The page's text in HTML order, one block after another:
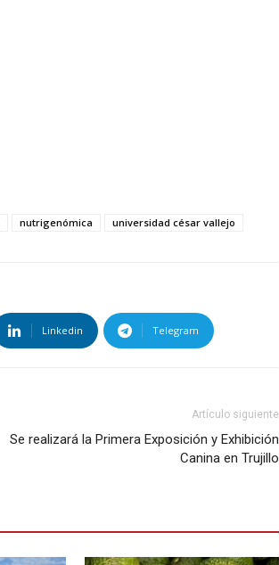
nutrigenómica universidad césar vallejo
Linkedin Telegram
Artículo siguiente
Se realizará la Primera Exposición y Exhibición
Canina en Trujillo